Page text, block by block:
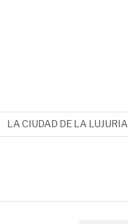
LA CIUDAD DE LA LUJURIA